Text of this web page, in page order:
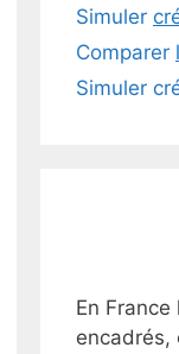
Simuler
Comparer
Simuler
En
encadrés,